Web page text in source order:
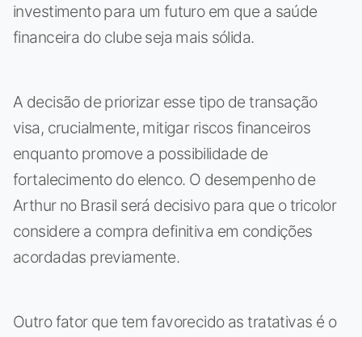
investimento para um futuro em que a saúde
financeira do clube seja mais sólida.
A decisão de priorizar esse tipo de transação
visa, crucialmente, mitigar riscos financeiros
enquanto promove a possibilidade de
fortalecimento do elenco. O desempenho de
Arthur no Brasil será decisivo para que o tricolor
considere a compra definitiva em condições
acordadas previamente.
Outro fator que tem favorecido as tratativas é o